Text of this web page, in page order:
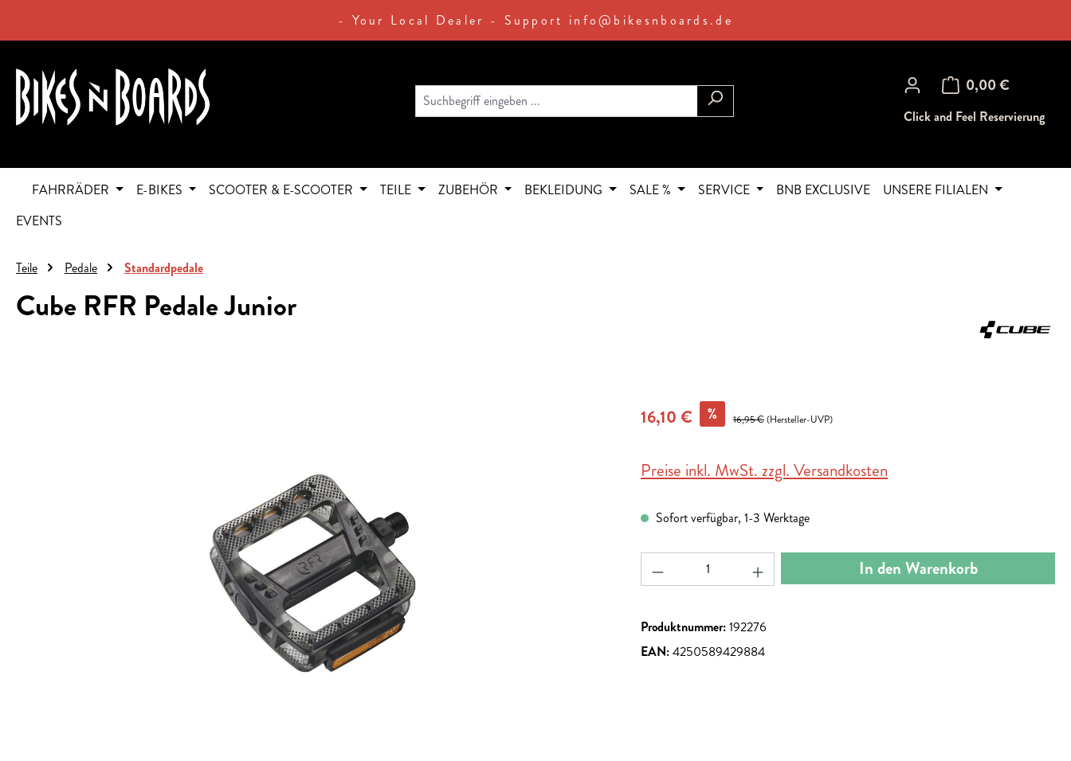
- Your Local Dealer - Support info@bikesnboards.de
0,00 €
Warenkorb enthält 0
Click and Feel Reservierung
FAHRRÄDER E-BIKES SCOOTER & E-SCOOTER TEILE ZUBEHÖR BEKLEIDUNG SALE % SERVICE BNB EXCLUSIVE
UNSERE FILIALEN
EVENTS
Teile Pedale Standardpedale
Cube RFR Pedale Junior
16,10 € % 16,95 €(Hersteller-UVP)
Preise inkl. MwSt. zzgl. Versandkosten
Sofort verfügbar, 1-3 Werktage
Produkt Anzahl: Gib den gewünschten Wert ein oder
In den Warenkorb
Produktnummer:192276
EAN:4250589429884